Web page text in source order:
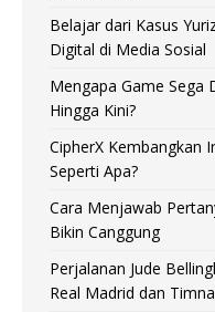
Belajar dari Kasus
Digital di Media Sosial
Mengapa Game Sega
Hingga Kini?
CipherX Kembangkan
Seperti Apa?
Cara Menjawab
Bikin Canggung
Perjalanan Jude
Real Madrid dan